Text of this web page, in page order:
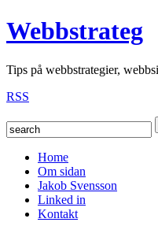
Webbstrateg
Tips på webbstrategier,
RSS
Home
Om sidan
Jakob Svensson
Linked in
Kontakt